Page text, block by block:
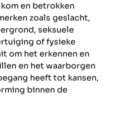
en betrokken
zoals geslacht,
seksuele
of fysieke
om het erkennen en
en het waarborgen
heeft tot kansen,
binnen de